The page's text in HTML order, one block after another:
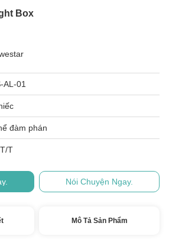
Box
AL-01
đàm phán
T
Nói Chuyện Ngay.
Mô Tả Sản Phẩm